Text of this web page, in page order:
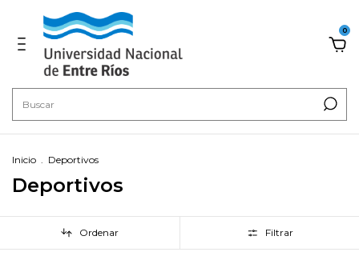
0
Inicio . Deportivos
Deportivos
Ordenar Filtrar